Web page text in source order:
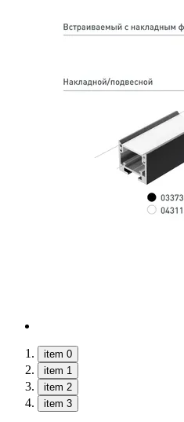
item 0
item 1
item 2
item 3